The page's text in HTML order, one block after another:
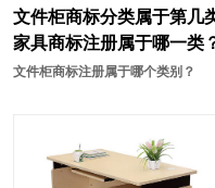
建筑商标注册
开关插座商标注册
米商标注册 帽
文件柜商标分类属于第几
家具商标注册属于哪一类
文件柜商标注册属于哪个类别？